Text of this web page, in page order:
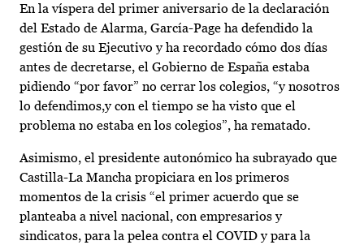
En la víspera del primer aniversario de la declaración
del Estado de Alarma, García-Page ha defendido la
gestión de su Ejecutivo y ha recordado cómo dos días
antes de decretarse, el Gobierno de España estaba
pidiendo “por favor” no cerrar los colegios, “y nosotros
lo defendimos,y con el tiempo se ha visto que el
problema no estaba en los colegios”, ha rematado.
Asimismo, el presidente autonómico ha subrayado que
Castilla-La Mancha propiciara en los primeros
momentos de la crisis “el primer acuerdo que se
planteaba a nivel nacional, con empresarios y
sindicatos, para la pelea contra el COVID y para la